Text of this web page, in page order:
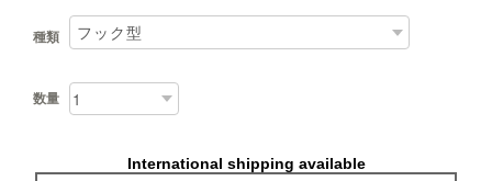
種類
数量
International shipping available